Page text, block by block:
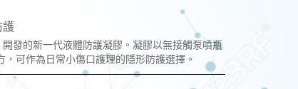
護
發的新一代液體防護凝膠。凝膠以無接觸泵噴瓶
可作為日常小傷口護理的隱形防護選擇。